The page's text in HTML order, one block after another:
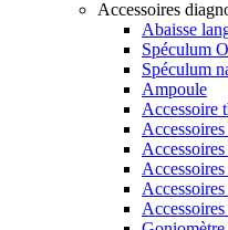
Accessoires
Abaisse
Spéculum
Spéculum
Ampoule
Accessoire